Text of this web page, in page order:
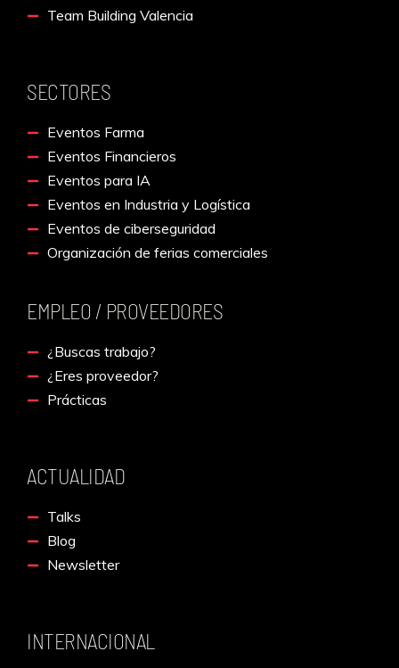
Team Building Valencia
SECTORES
Eventos Farma
Eventos Financieros
Eventos para IA
Eventos en Industria y Logística
Eventos de ciberseguridad
Organización de ferias comerciales
EMPLEO / PROVEEDORES
¿Buscas trabajo?
¿Eres proveedor?
Prácticas
ACTUALIDAD
Talks
Blog
Newsletter
INTERNACIONAL